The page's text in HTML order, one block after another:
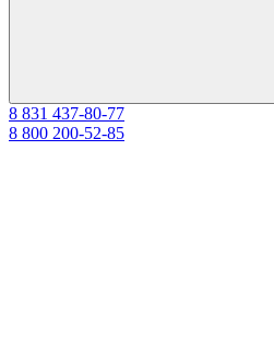
8 831 437-80-77
8 800 200-52-85